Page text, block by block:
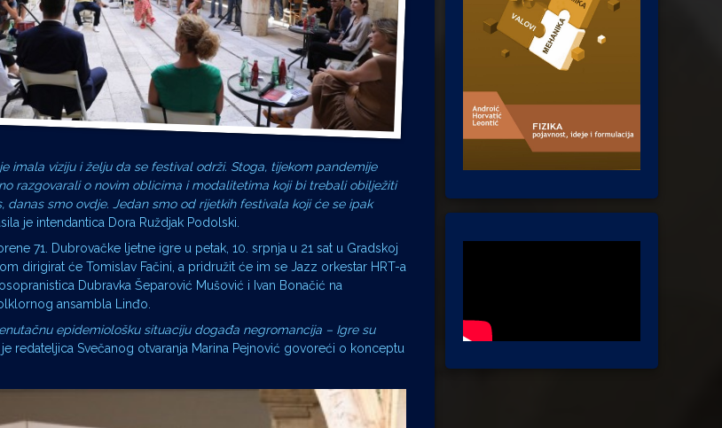
imala viziju i želju da se festival održi. Stoga, tijekom pandemije
razgovarali o novim oblicima i modalitetima koji bi trebali obilježiti
smo ovdje. Jedan smo od rijetkih festivala koji će se ipak
je intendantica Dora Ruždjak Podolski.
71. Dubrovačke ljetne igre u petak, 10. srpnja u 21 sat u Gradskoj
dirigirat će Tomislav Fačini, a pridružit će im se Jazz orkestar HRT-a
Dubravka Šeparović Mušović i Ivan Bonačić na
ansambla Linđo.
epidemiološku situaciju događa negromancija – Igre su
redateljica Svečanog otvaranja Marina Pejnović govoreći o konceptu